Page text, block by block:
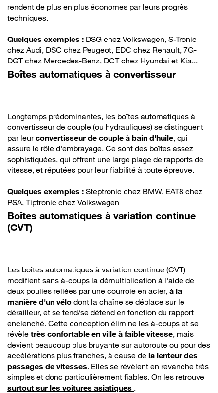
rendent de plus en plus économes par leurs progrès
techniques.
Quelques exemples : DSG chez Volkswagen, S-Tronic
chez Audi, DSC chez Peugeot, EDC chez Renault, 7G-
DGT chez Mercedes-Benz, DCT chez Hyundai et Kia...
Boîtes automatiques à convertisseur
Longtemps prédominantes, les boîtes automatiques à
convertisseur de couple (ou hydrauliques) se distinguent
par leurconvertisseur de couple à bain d'huile, qui
assure le rôle d'embrayage. Ce sont des boîtes assez
sophistiquées, qui offrent une large plage de rapports de
vitesse, et réputées pour leur fiabilité à toute épreuve.
Quelques exemples : Steptronic chez BMW, EAT8 chez
PSA, Tiptronic chez Volkswagen
Boîtes automatiques à variation continue
(CVT)
Les boîtes automatiques à variation continue (CVT)
modifient sans à-coups la démultiplication à l'aide de
deux poulies reliées par une courroie en acier, à la
manière d'un vélo dont la chaîne se déplace sur le
dérailleur, et se tend/se détend en fonction du rapport
enclenché. Cette conception élimine les à-coups et se
révèle très confortable en ville à faible vitesse, mais
devient beaucoup plus bruyante sur autoroute ou pour des
accélérations plus franches, à cause de la lenteur des
passages de vitesses. Elles se révèlent en revanche très
simples et donc particulièrement fiables. On les retrouve
surtout sur les voitures asiatiques .